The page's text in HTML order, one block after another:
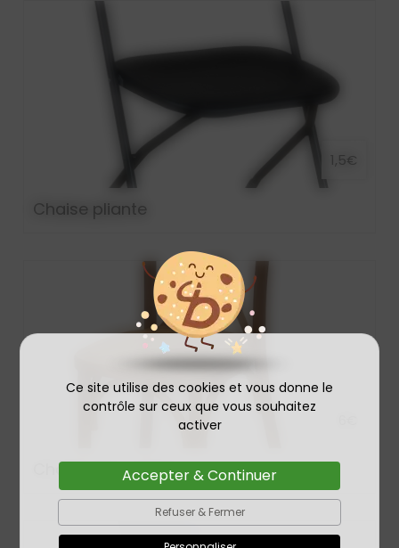
Ce site utilise des cookies et vous donne le
contrôle sur ceux que vous souhaitez
activer
Accepter & Continuer
Refuser & Fermer
1,5€
Chaise pliante
Chaise dos croisé